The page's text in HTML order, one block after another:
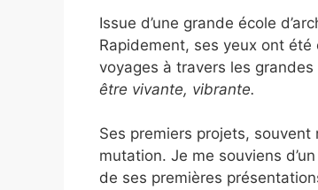
Issue d’une grande école
Rapidement, ses yeux ont
voyages à travers les
être vivante, vibrante.
Ses premiers projets,
mutation. Je me souviens
de ses premières